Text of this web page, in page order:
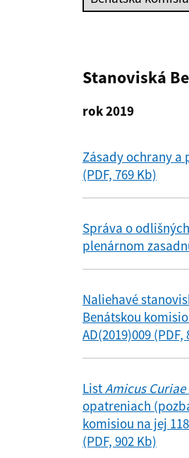
Stanoviská
rok 2019
Zásady ochrany a
(PDF, 769 Kb)
Správa o
plenárnom
Naliehavé
Benátskou
AD(2019)009 (PDF,
ListAmicus Curiae
opatreniach
komisiou na jej
(PDF, 902 Kb)